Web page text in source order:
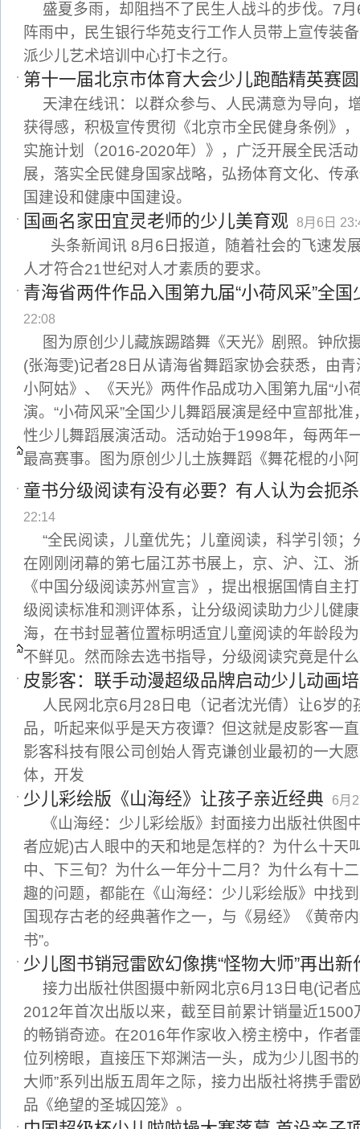
盛夏多雨，却阻挡不了民生人战斗的步伐。7
阵雨中，民生银行华苑支行工作人员带上宣传装
派少儿艺术培训中心打卡之行。
第十一届北京市体育大会少儿跑酷精英赛
天津在线讯：以群众参与、人民满意为导向，
获得感，积极宣传贯彻《北京市全民健身条例》
实施计划（2016-2020年）》，广泛开展全民活
展，落实全民健身国家战略，弘扬体育文化、传
国建设和健康中国建设。
国画名家田宜灵老师的少儿美育观 8月6日
头条新闻讯 8月6日报道，随着社会的飞速发
人才符合21世纪对人才素质的要求。
青海省两件作品入围第九届“小荷风采”全
22:08
图为原创少儿藏族踢踏舞《天光》剧照。钟欣
(张海雯)记者28日从请海省舞蹈家协会获悉，由
小阿姑》、《天光》两件作品成功入围第九届“小
演。“小荷风采”全国少儿舞蹈展演是经中宣部批
性少儿舞蹈展演活动。活动始于1998年，每两年
最高赛事。图为原创少儿土族舞蹈《舞花棍的小
童书分级阅读有没有必要？有人认为会扼
22:14
“全民阅读，儿童优先；儿童阅读，科学引领；
在刚刚闭幕的第七届江苏书展上，京、沪、江、
《中国分级阅读苏州宣言》，提出根据国情自主
级阅读标准和测评体系，让分级阅读助力少儿健
海，在书封显著位置标明适宜儿童阅读的年龄段
不鲜见。然而除去选书指导，分级阅读究竟是什
皮影客：联手动漫超级品牌启动少儿动画
人民网北京6月28日电（记者沈光倩）让6岁的
品，听起来似乎是天方夜谭？但这就是皮影客一
影客科技有限公司创始人胥克谦创业最初的一大
体，开发
少儿彩绘版《山海经》让孩子亲近经典 6月
《山海经：少儿彩绘版》封面接力出版社供图
者应妮)古人眼中的天和地是怎样的？为什么十天
中、下三旬？为什么一年分十二月？为什么有十
趣的问题，都能在《山海经：少儿彩绘版》中找
国现存古老的经典著作之一，与《易经》《黄帝
书”。
少儿图书销冠雷欧幻像携“怪物大师”再出新
接力出版社供图摄中新网北京6月13日电(记者
2012年首次出版以来，截至目前累计销量近1500
的畅销奇迹。在2016年作家收入榜主榜中，作者
位列榜眼，直接压下郑渊洁一头，成为少儿图书
大师”系列出版五周年之际，接力出版社将携手雷
品《绝望的圣城囚笼》。